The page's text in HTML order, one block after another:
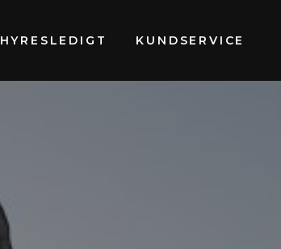
HYRESLEDIGT KUNDSERVICE